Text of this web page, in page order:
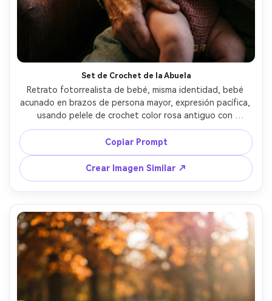
Set de Crochet de la Abuela
Retrato fotorrealista de bebé, misma identidad, bebé
acunado en brazos de persona mayor, expresión pacífica,
usando pelele de crochet color rosa antiguo con
pequeños botones de madera, fondo: sillón acogedor y
manta tejida, luz cálida de lámpara con suavidad gradual,
Leica SL2-S, 50mm f/1.4, encuadre ajustado a bebé y
manos, bokeh suave, grano sutil, textura realista de piel,
ambiente íntimo y de recuerdos --ar 4:5
Copiar Prompt
Crear Imagen Similar ↗
Crea imágenes IA
ilimitadas. 100 %
gratis!
Empieza Gratis→